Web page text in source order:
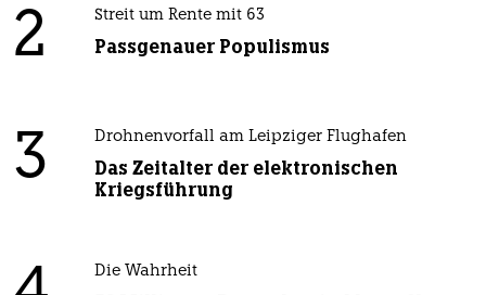
2 Streit um Rente mit 63
Passgenauer Populismus
3 Drohnenvorfall am Leipziger Flughafen
Das Zeitalter der elektronischen
Kriegsführung
Die Wahrheit